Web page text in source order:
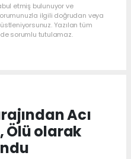
etmiş bulunuyor ve
ilgili doğrudan veya
Yazılan tüm
sorumlu tutulamaz.
Acı
Ölü olarak